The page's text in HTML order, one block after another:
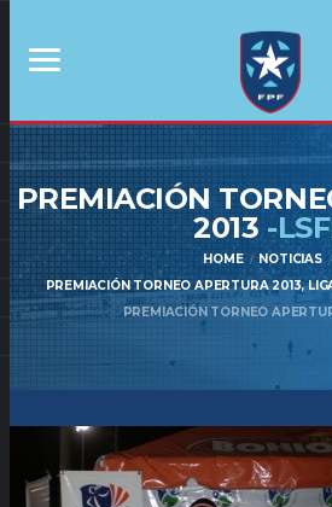
PREMIACIÓN
2013-
HOME
NOTICIAS
PREMIACIÓN TORNEO APERTURA 2013,
PREMIACIÓN TORNEO